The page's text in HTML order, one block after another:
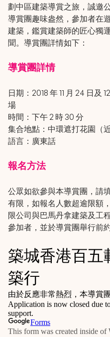
劃中區建築導賞之旅，誠邀
導賞團趣味盎然，參加者在
建築，鑑賞建築師的匠心獨
聞。導賞團詳情如下：
導賞團詳情
日期：2018 年 11 月 24 日及
場
時間：下午 2 時 30 分
集合地點：中環遮打花園（
語言：廣東話
報名方法
公眾如欲參與本導賞團，請
有限，如報名人數超逾限額
限公司與巴馬丹拿建築及工
參加者，並於導賞團舉行前